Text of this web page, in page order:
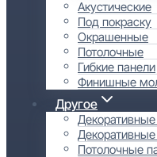
Акустические
Под покраску
Окрашенные
Потолочные
Гибкие панели
Финишные
Другое
Декоративные
Потолочные